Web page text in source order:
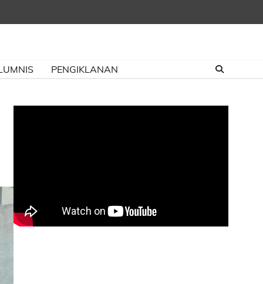
PENGIKLANAN